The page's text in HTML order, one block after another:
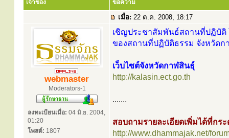
เจ้าของ ข้อความ
เมื่อ: 22 ต.ค. 2008, 18:17
webmaster
Moderators-1
ลงทะเบียนเมื่อ: 04 มิ.ย. 2004,
01:20
โพสต์: 1807
เชิญประชาสัมพันธ์สถานที่ปฏิบัติ
ของสถานที่ปฏิบัติธรรม จังหวัดก
เว็บไซต์จังหวัดกาฬสินธุ์
http://kalasin.ect.go.th
.......
สอบถามรายละเอียดเพิ่มได้ที่กร
http://www.dhammajak.net/